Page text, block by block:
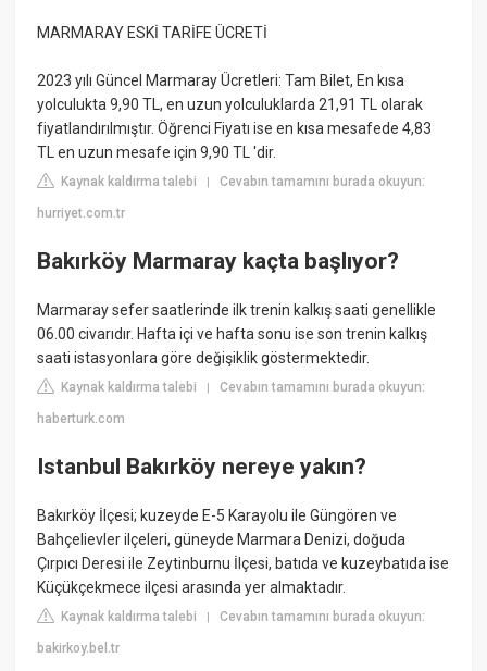
MARMARAY ESKİ TARİFE ÜCRETİ
2023 yılı Güncel Marmaray Ücretleri: Tam Bilet, En kısa
yolculukta 9,90 TL, en uzun yolculuklarda 21,91 TL olarak
fiyatlandırılmıştır. Öğrenci Fiyatı ise en kısa mesafede 4,83
TL en uzun mesafe için 9,90 TL 'dir.
Kaynak kaldırma talebi |Cevabın tamamını burada okuyun:
hurriyet.com.tr
Bakırköy Marmaray kaçta başlıyor?
Marmaray sefer saatlerinde ilk trenin kalkış saati genellikle
06.00 civarıdır. Hafta içi ve hafta sonu ise son trenin kalkış
saati istasyonlara göre değişiklik göstermektedir.
Kaynak kaldırma talebi |Cevabın tamamını burada okuyun:
haberturk.com
Istanbul Bakırköy nereye yakın?
Bakırköy İlçesi; kuzeyde E-5 Karayolu ile Güngören ve
Bahçelievler ilçeleri, güneyde Marmara Denizi, doğuda
Çırpıcı Deresi ile Zeytinburnu İlçesi, batıda ve kuzeybatıda ise
Küçükçekmece ilçesi arasında yer almaktadır.
Kaynak kaldırma talebi |Cevabın tamamını burada okuyun:
bakirkoy.bel.tr